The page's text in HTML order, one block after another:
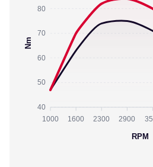
80
70
60
50
40
Nm
1000 1600 2300 2900
RPM